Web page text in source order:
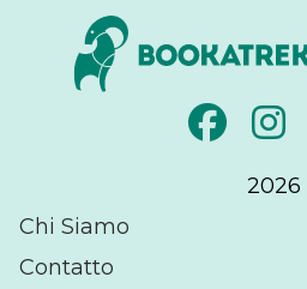
2026
Chi Siamo
Contatto